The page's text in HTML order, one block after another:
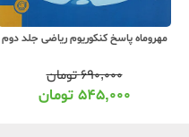
مهروماه پاسخ کنکوریوم ریاضی جلد دوم
۶۹۰,۰۰۰تومان
۵۴۵,۰۰۰ تومان